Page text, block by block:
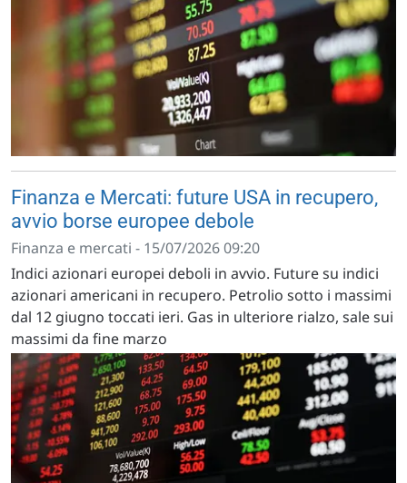
Finanza e Mercati: future USA in recupero,
avvio borse europee debole
Finanza e mercati - 15/07/2026 09:20
Indici azionari europei deboli in avvio. Future su indici
azionari americani in recupero. Petrolio sotto i massimi
dal 12 giugno toccati ieri. Gas in ulteriore rialzo, sale sui
massimi da fine marzo